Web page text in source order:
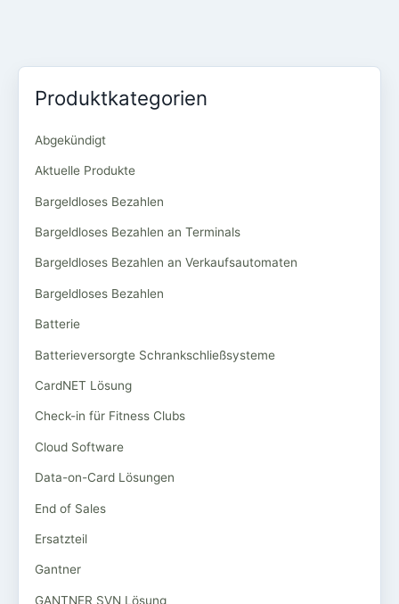
Produktkategorien
Abgekündigt
Aktuelle Produkte
Bargeldloses Bezahlen
Bargeldloses Bezahlen an Terminals
Bargeldloses Bezahlen an Verkaufsautomaten
Bargeldloses Bezahlen
Batterie
Batterieversorgte Schrankschließsysteme
CardNET Lösung
Check-in für Fitness Clubs
Cloud Software
Data-on-Card Lösungen
End of Sales
Ersatzteil
Gantner
GANTNER SVN Lösung